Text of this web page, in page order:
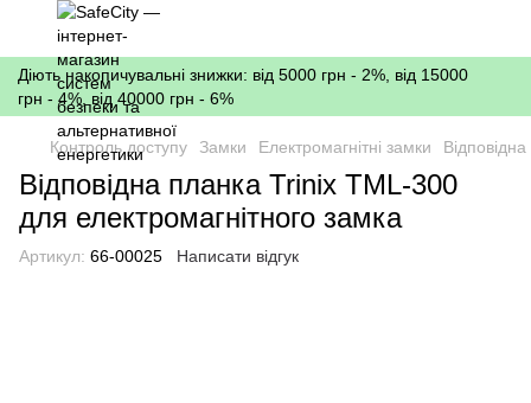
Діють накопичувальні знижки: від 5000 грн - 2%, від 15000
грн - 4%, від 40000 грн - 6%
Контроль доступу Замки Електромагнітні замки
Відповідна планка Trinix TML-300
для електромагнітного замка
Артикул: 66-00025 Написати відгук